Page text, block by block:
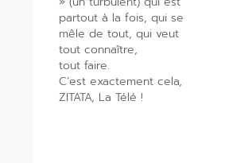
partout à la fois, qui se
mêle de tout, qui veut
tout connaître,
tout faire.
C’est exactement cela,
ZITATA, La Télé !